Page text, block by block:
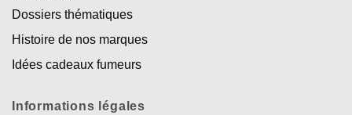
Dossiers thématiques
Histoire de nos marques
Idées cadeaux fumeurs
Informations légales